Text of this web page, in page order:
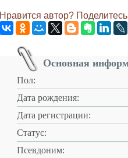
Нравится автор?
Основная
Пол:
Дата рождения:
Дата регистрации:
Статус:
Псевдоним: